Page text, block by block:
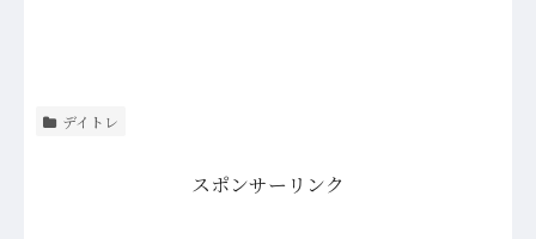
デイトレ
スポンサーリンク